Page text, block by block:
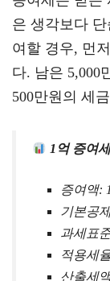
은 생각보다
여할 경우, 먼
다. 남은 5,000
500만원의 세
1억 증여
증여액:
기본공
과세표
적용세
산출세